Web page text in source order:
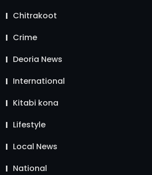
Chitrakoot
Crime
Deoria News
International
Kitabi kona
Lifestyle
Local News
National